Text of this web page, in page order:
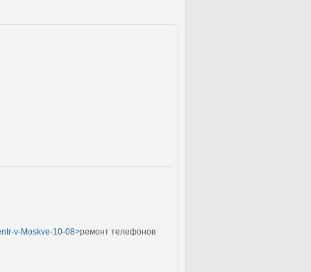
v-Moskve-10-08>ремонт телефонов